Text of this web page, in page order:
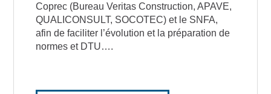
Coprec (Bureau Veritas Construction, APAVE,
QUALICONSULT, SOCOTEC) et le SNFA,
afin de faciliter l’évolution et la préparation de
normes et DTU….